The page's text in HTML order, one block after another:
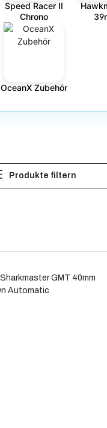
Speed Racer II
Chrono
OceanX Zubehör
Produkte filtern